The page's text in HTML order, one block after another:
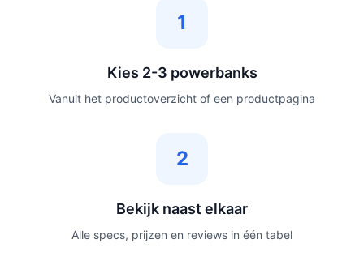
1
Kies 2-3 powerbanks
Vanuit het productoverzicht of een productpagina
2
Bekijk naast elkaar
Alle specs, prijzen en reviews in één tabel